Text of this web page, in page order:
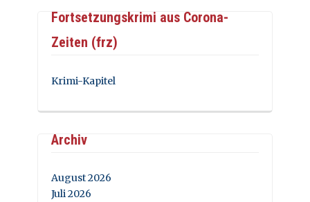
Fortsetzungskrimi aus Corona-
Zeiten (frz)
Krimi-Kapitel
Archiv
August 2026
Juli 2026